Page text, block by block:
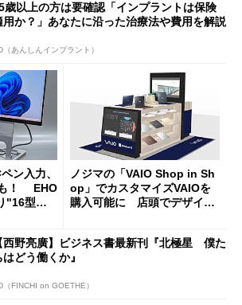
歳以上の方は要確認「インプラントは保険
用か？」あなたに沿った治療法や費用を解説
（あんしんインプラント）
ン入力、
も！ EHO
"16型モ
ノジマの「VAIO Shop in Sh
op」でカスタマイズVAIOを
購入可能に 店頭でデザイン
西野亮廣】ビジネス書最新刊『北極星 僕た
はどう働くか』
（FINCHI on GOETHE）